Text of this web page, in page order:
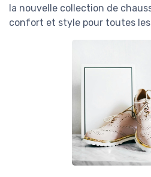
la nouvelle collection de
confort et style pour toutes les